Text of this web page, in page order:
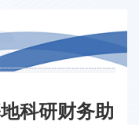
科研财务助